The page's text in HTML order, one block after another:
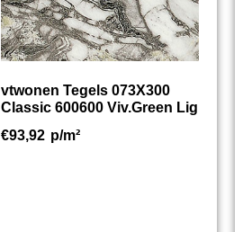
vtwonen Tegels 073X300
Classic 600600 Viv.Green Lig
€93,92 p/m²